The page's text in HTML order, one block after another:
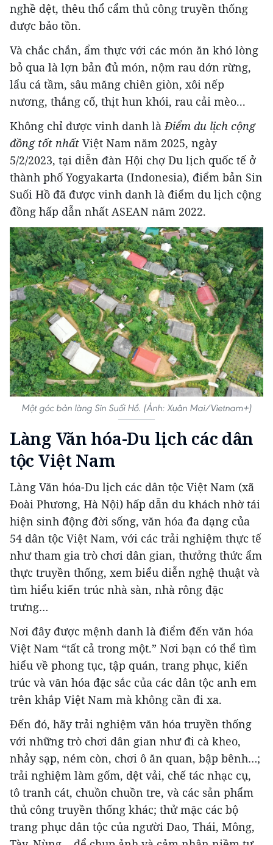
nghề dệt, thêu thổ cẩm thủ công truyền thống
được bảo tồn.
Và chắc chắn, ẩm thực với các món ăn khó lòng
bỏ qua là lợn bản đủ món, nộm rau dớn rừng,
lẩu cá tầm, sâu măng chiên giòn, xôi nếp
nương, thắng cố, thịt hun khói, rau cải mèo...
Không chỉ được vinh danh làĐiểm du lịch cộng
đồng tốt nhất Việt Nam năm 2025, ngày
5/2/2023, tại diễn đàn Hội chợ Du lịch quốc tế ở
thành phố Yogyakarta (Indonesia), điểm bản Sin
Suối Hồ đã được vinh danh là điểm du lịch cộng
đồng hấp dẫn nhất ASEAN năm 2022.
Một góc bản làng Sin Suối Hồ. (Ảnh: Xuân Mai/Vietnam+)
Làng Văn hóa-Du lịch các dân
tộc Việt Nam
Làng Văn hóa-Du lịch các dân tộc Việt Nam (xã
Đoài Phương, Hà Nội) hấp dẫn du khách nhờ tái
hiện sinh động đời sống, văn hóa đa dạng của
54 dân tộc Việt Nam, với các trải nghiệm thực tế
như tham gia trò chơi dân gian, thưởng thức ẩm
thực truyền thống, xem biểu diễn nghệ thuật và
tìm hiểu kiến trúc nhà sàn, nhà rông đặc
trưng…
Nơi đây được mệnh danh là điểm đến văn hóa
Việt Nam “tất cả trong một.” Nơi bạn có thể tìm
hiểu về phong tục, tập quán, trang phục, kiến
trúc và văn hóa đặc sắc của các dân tộc anh em
trên khắp Việt Nam mà không cần đi xa.
Đến đó, hãy trải nghiệm văn hóa truyền thống
với những trò chơi dân gian như đi cà kheo,
nhảy sạp, ném còn, chơi ô ăn quan, bập bênh…;
trải nghiệm làm gốm, dệt vải, chế tác nhạc cụ,
tô tranh cát, chuồn chuồn tre, và các sản phẩm
thủ công truyền thống khác; thử mặc các bộ
trang phục dân tộc của người Dao, Thái, Mông,